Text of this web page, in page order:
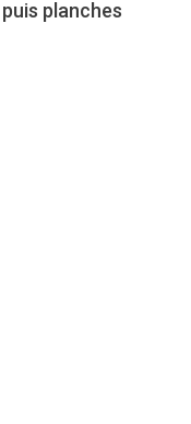
planches